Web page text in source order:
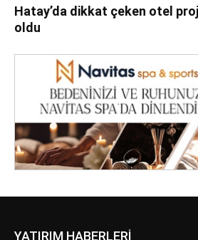
Hatay’da dikkat çeken otel
oldu
YATIRIM HABERLERİ